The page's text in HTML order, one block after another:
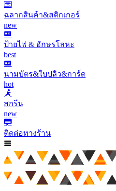
ฉลากสินค้า&สติกเกอร์
new
ป้ายไฟ & อักษรโลหะ
best
นามบัตร&ใบปลิว&การ์ด
hot
สกรีน
new
ติดต่อทางร้าน